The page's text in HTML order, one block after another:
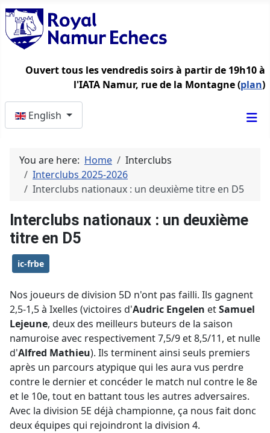
Ouvert tous les vendredis soirs à partir de 19h10 à
l'IATA Namur, rue de la Montagne (plan)
English
You are here: Home
Interclubs
Interclubs 2025-2026
Interclubs nationaux : un deuxième titre en D5
Interclubs nationaux : un deuxième
titre en D5
ic-frbe
Nos joueurs de division 5D n'ont pas failli. Ils gagnent
2,5-1,5 à Ixelles (victoires d'Audric Engelen etSamuel
Lejeune, deux des meilleurs buteurs de la saison
namuroise avec respectivement 7,5/9 et 8,5/11, et nulle
d'Alfred Mathieu). Ils terminent ainsi seuls premiers
après un parcours atypique qui les aura vus perdre
contre le dernier et concéder le match nul contre le 8e
et le 10e, tout en battant tous les autres adversaires.
Avec la division 5E déjà championne, ça nous fait donc
deux équipes qui rejoindront la division 4.